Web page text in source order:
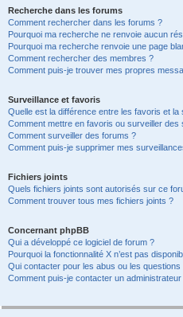
Recherche dans les forums
Comment rechercher dans les forums ?
Pourquoi ma recherche ne renvoie aucun
Pourquoi ma recherche renvoie une page
Comment rechercher des membres ?
Comment puis-je trouver mes propres
Surveillance et favoris
Quelle est la différence entre les favoris et la
Comment mettre en favoris ou surveiller des
Comment surveiller des forums ?
Comment puis-je supprimer mes
Fichiers joints
Quels fichiers joints sont autorisés sur ce
Comment trouver tous mes fichiers joints ?
Concernant phpBB
Qui a développé ce logiciel de forum ?
Pourquoi la fonctionnalité X n’est pas
Qui contacter pour les abus ou les
Comment puis-je contacter un